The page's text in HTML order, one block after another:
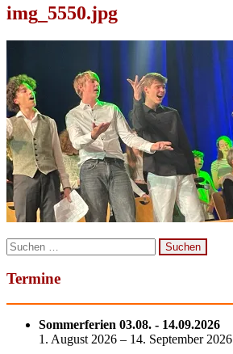
img_5550.jpg
Suchen
nach:
Termine
Sommerferien 03.08. - 14.09.2026
1. August 2026 – 14. September 2026